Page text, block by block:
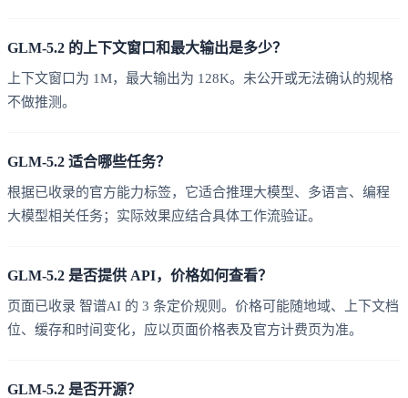
GLM-5.2 的上下文窗口和最大输出是多少？
上下文窗口为 1M，最大输出为 128K。未公开或无法确认的规格
不做推测。
GLM-5.2 适合哪些任务？
根据已收录的官方能力标签，它适合推理大模型、多语言、编程
大模型相关任务；实际效果应结合具体工作流验证。
GLM-5.2 是否提供 API，价格如何查看？
页面已收录 智谱AI 的 3 条定价规则。价格可能随地域、上下文档
位、缓存和时间变化，应以页面价格表及官方计费页为准。
GLM-5.2 是否开源？